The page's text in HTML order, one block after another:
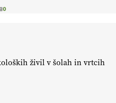
. VEČ
#CAP
0
živil v šolah in vrtcih